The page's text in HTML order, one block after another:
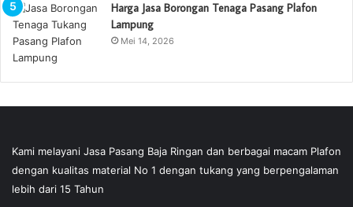
Harga Jasa Borongan Tenaga Pasang Plafon
Lampung
Mei 14, 2026
Kami melayani Jasa Pasang Baja Ringan dan berbagai macam Plafon
dengan kualitas material No 1 dengan tukang yang berpengalaman
lebih dari 15 Tahun